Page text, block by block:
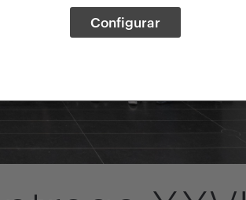
Configurar